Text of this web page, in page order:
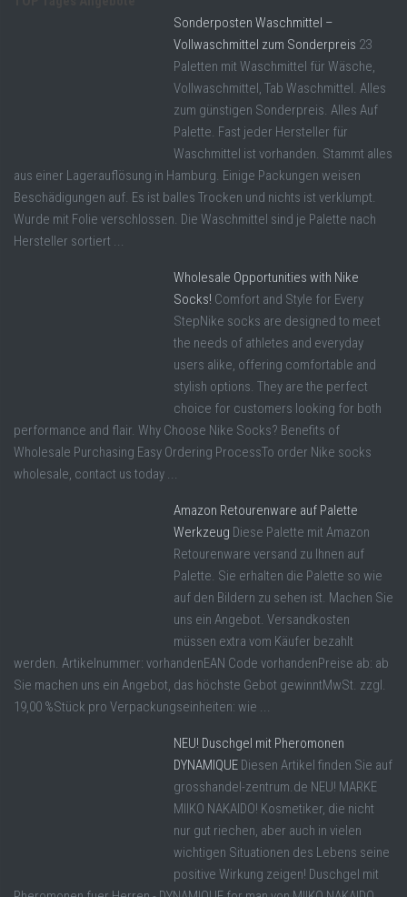
Sonderposten Waschmittel –
Vollwaschmittel zum Sonderpreis 23
Paletten mit Waschmittel für Wäsche,
Vollwaschmittel, Tab Waschmittel. Alles
zum günstigen Sonderpreis. Alles Auf
Palette. Fast jeder Hersteller für
Waschmittel ist vorhanden. Stammt alles
aus einer Lagerauflösung in Hamburg. Einige Packungen weisen
Beschädigungen auf. Es ist balles Trocken und nichts ist verklumpt.
Wurde mit Folie verschlossen. Die Waschmittel sind je Palette nach
Hersteller sortiert ...
Wholesale Opportunities with Nike
Socks! Comfort and Style for Every
StepNike socks are designed to meet
the needs of athletes and everyday
users alike, offering comfortable and
stylish options. They are the perfect
choice for customers looking for both
performance and flair. Why Choose Nike Socks? Benefits of
Wholesale Purchasing Easy Ordering ProcessTo order Nike socks
wholesale, contact us today ...
Amazon Retourenware auf Palette
Werkzeug Diese Palette mit Amazon
Retourenware versand zu Ihnen auf
Palette. Sie erhalten die Palette so wie
auf den Bildern zu sehen ist. Machen Sie
uns ein Angebot. Versandkosten
müssen extra vom Käufer bezahlt
werden. Artikelnummer: vorhandenEAN Code vorhandenPreise ab: ab
Sie machen uns ein Angebot, das höchste Gebot gewinntMwSt. zzgl.
19,00 %Stück pro Verpackungseinheiten: wie ...
NEU! Duschgel mit Pheromonen
DYNAMIQUE Diesen Artikel finden Sie auf
grosshandel-zentrum.de NEU! MARKE
MIIKO NAKAIDO! Kosmetiker, die nicht
nur gut riechen, aber auch in vielen
wichtigen Situationen des Lebens seine
positive Wirkung zeigen! Duschgel mit